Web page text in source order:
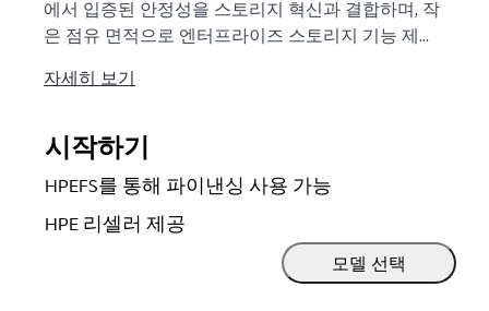
에서 입증된 안정성을 스토리지 혁신과 결합하며, 작
은 점유 면적으로 엔터프라이즈 스토리지 기능 제품
Library는 소규모로 시작해 LTO-10으로 최대 1,670개
단 없이 용량 및 성능을 원활하게 키울 수 있습니다.
Spectra Cube Tape Library는 최대 30개 절반높이(HH)
또는 16개 전체 높이(FT) 드라이브와 1,670개
LTO(Linear Tape-Open) 슬롯까지 확장 가능합니다. 다
용도의 내장 LumOS 라이브러리 관리 소프트웨어 인
터페이스에서 스크린을 터치하여 지능형 명령, 제어
자세히 보기
시작하기
HPEFS를 통해 파이낸싱 사용 가능
HPE 리셀러 제공
모델 선택